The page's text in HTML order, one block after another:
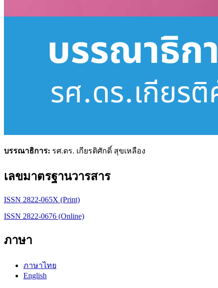
บรรณาธิการ: รศ.ดร. เกียรติศักดิ์ สุขเหลือง
เลขมาตรฐานวารสาร
ISSN 2822-065X (Print)
ISSN 2822-0676 (Online)
ภาษา
ภาษาไทย
English